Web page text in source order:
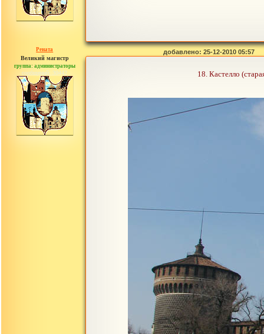
Рената
Великий магистр
группа: администраторы
сообщений: 30442
добавлено: 25-12-2010 05:57
18. Кастелло